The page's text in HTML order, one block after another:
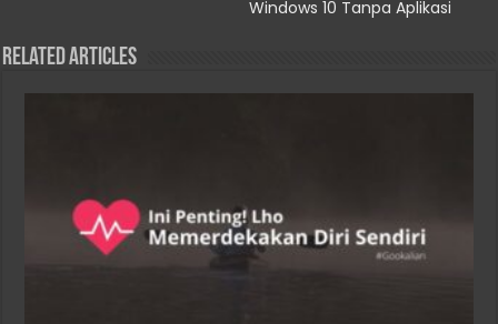
Windows 10 Tanpa Aplikasi
Related Articles